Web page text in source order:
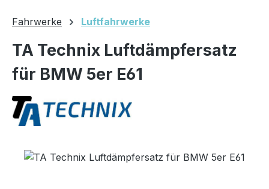
Fahrwerke Luftfahrwerke
TA Technix Luftdämpfersatz
für BMW 5er E61
Bildergalerie überspringen